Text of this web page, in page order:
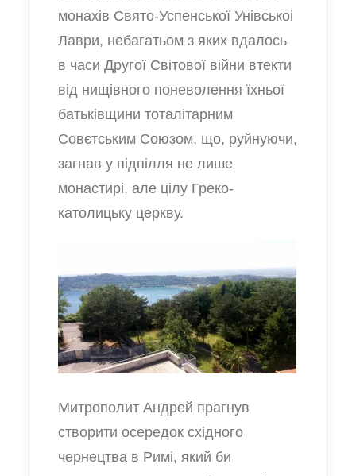
монахів Свято-Успенської Унівськоі
Лаври, небагатьом з яких вдалось
в часи Другої Світової війни втекти
від нищівного поневолення їхньої
батьківщини тоталітарним
Совєтським Союзом, що, руйнуючи,
загнав у підпілля не лише
монастирі, але цілу Греко-
католицьку церкву.
Митрополит Андрей прагнув
створити осередок східного
чернецтва в Римі, який би